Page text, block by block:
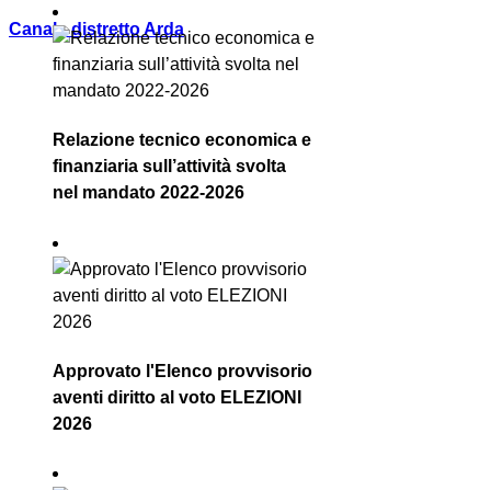
Canale distretto Arda
Relazione tecnico economica e
finanziaria sull’attività svolta
nel mandato 2022-2026
Approvato l'Elenco provvisorio
aventi diritto al voto ELEZIONI
2026